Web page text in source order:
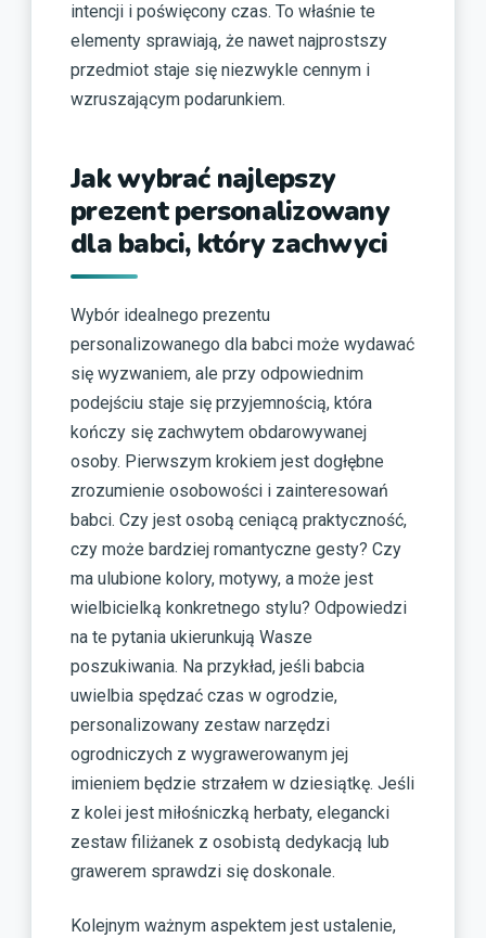
intencji i poświęcony czas. To właśnie te
elementy sprawiają, że nawet najprostszy
przedmiot staje się niezwykle cennym i
wzruszającym podarunkiem.
Jak wybrać najlepszy
prezent personalizowany
dla babci, który zachwyci
Wybór idealnego prezentu
personalizowanego dla babci może wydawać
się wyzwaniem, ale przy odpowiednim
podejściu staje się przyjemnością, która
kończy się zachwytem obdarowywanej
osoby. Pierwszym krokiem jest dogłębne
zrozumienie osobowości i zainteresowań
babci. Czy jest osobą ceniącą praktyczność,
czy może bardziej romantyczne gesty? Czy
ma ulubione kolory, motywy, a może jest
wielbicielką konkretnego stylu? Odpowiedzi
na te pytania ukierunkują Wasze
poszukiwania. Na przykład, jeśli babcia
uwielbia spędzać czas w ogrodzie,
personalizowany zestaw narzędzi
ogrodniczych z wygrawerowanym jej
imieniem będzie strzałem w dziesiątkę. Jeśli
z kolei jest miłośniczką herbaty, elegancki
zestaw filiżanek z osobistą dedykacją lub
grawerem sprawdzi się doskonale.
Kolejnym ważnym aspektem jest ustalenie,